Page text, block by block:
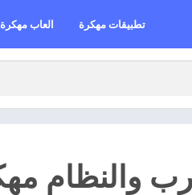
تطبيقات مهكرة العاب مهكرة